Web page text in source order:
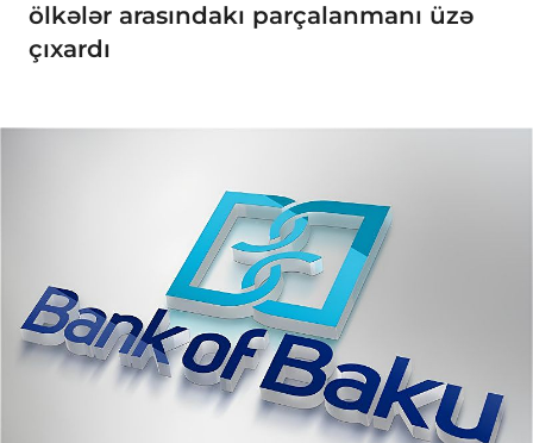
ölkələr arasındakı parçalanmanı üzə
çıxardı